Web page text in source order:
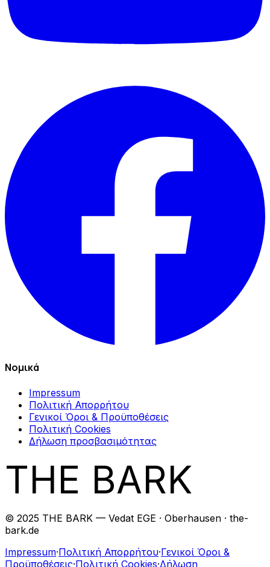
Νομικά
Impressum
Πολιτική Απορρήτου
Γενικοί Όροι & Προϋποθέσεις
Πολιτική Cookies
Δήλωση προσβασιμότητας
THE BARK
© 2025 THE BARK — Vedat EGE · Oberhausen · the-
bark.de
Impressum·Πολιτική Απορρήτου·Γενικοί Όροι &
Προϋποθέσεις·Πολιτική Cookies·Δήλωση